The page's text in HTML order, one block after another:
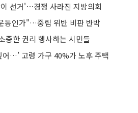
선거'⋯경쟁 사라진 지방의회
동인가"…중립 위반 비판 반박
중한 권리 행사하는 시민들
어…’ 고령 가구 40%가 노후 주택